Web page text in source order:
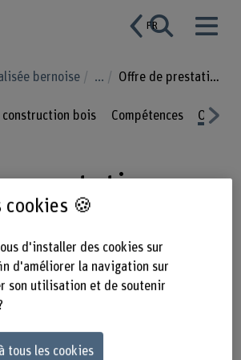
FR
bernoise ... Offre de prestations
bois Compétences Offre
prestations
avec des artisans et
et
nous procédons à des
simulations, des
optimisations dans le
cookies 🍪
d'installer des cookies sur
d'améliorer la navigation sur
son utilisation et de soutenir
tous les cookies